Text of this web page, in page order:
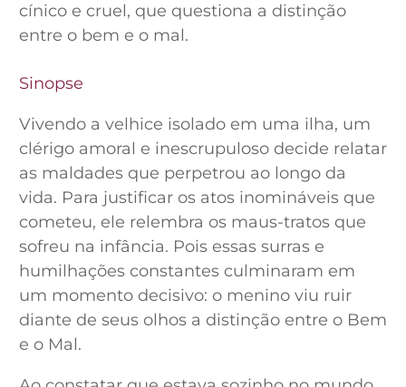
cínico e cruel, que questiona a distinção
entre o bem e o mal.
Sinopse
Vivendo a velhice isolado em uma ilha, um
clérigo amoral e inescrupuloso decide relatar
as maldades que perpetrou ao longo da
vida. Para justificar os atos inomináveis que
cometeu, ele relembra os maus-tratos que
sofreu na infância. Pois essas surras e
humilhações constantes culminaram em
um momento decisivo: o menino viu ruir
diante de seus olhos a distinção entre o Bem
e o Mal.